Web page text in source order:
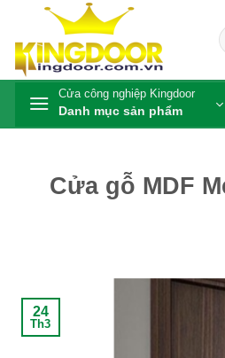
nội
dung
Cửa công nghiệp Kingdoor
Danh mục sản phẩm
Cửa gỗ MDF
24
Th3